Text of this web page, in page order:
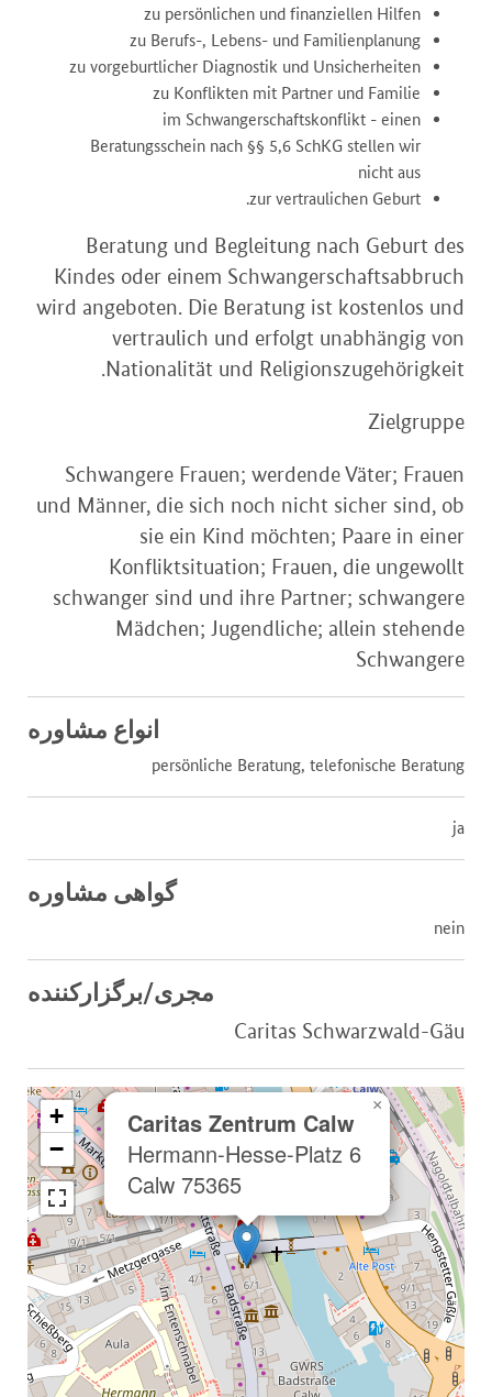
zu persönlichen und finanziellen Hilfen
zu Berufs-, Lebens- und Familienplanung
zu vorgeburtlicher Diagnostik und Unsicherheiten
zu Konflikten mit Partner und Familie
im Schwangerschaftskonflikt - einen
Beratungsschein nach §§ 5,6 SchKG stellen wir
nicht aus
zur vertraulichen Geburt.
Beratung und Begleitung nach Geburt des
Kindes oder einem Schwangerschaftsabbruch
wird angeboten. Die Beratung ist kostenlos und
vertraulich und erfolgt unabhängig von
Nationalität und Religionszugehörigkeit.
Zielgruppe
Schwangere Frauen; werdende Väter; Frauen
und Männer, die sich noch nicht sicher sind, ob
sie ein Kind möchten; Paare in einer
Konfliktsituation; Frauen, die ungewollt
schwanger sind und ihre Partner; schwangere
Mädchen; Jugendliche; allein stehende
Schwangere
انواع مشاوره
persönliche Beratung, telefonische Beratung
ja
گواهی مشاوره
nein
مجری/برگزارکننده
Caritas Schwarzwald-Gäu
Caritas Zentrum Calw
Hermann-Hesse-Platz 6
75365 Calw
×
+
−